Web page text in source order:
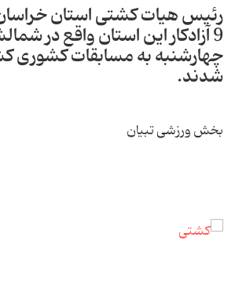
رئیس هیات کشتی استان
9 آزادکار این استان واقع در
چهارشنبه به مسابقات کشوری
شدند.
بخش ورزشی تبیان